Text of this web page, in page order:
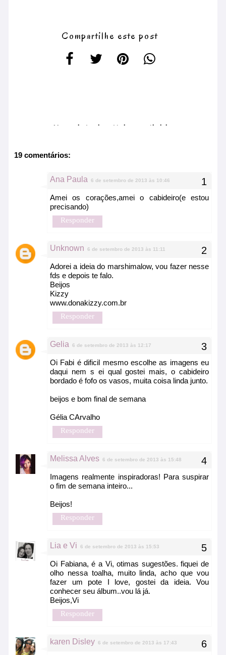
Compartilhe este post
No related article available
19 comentários:
Ana Paula 6 de setembro de 2013 às 10:46
Amei os corações,amei o cabideiro(e estou
precisando)
Responder
Unknown 6 de setembro de 2013 às 11:11
Adorei a ideia do marshimalow, vou fazer nesse
fds e depois te falo.
Beijos
Kizzy
www.donakizzy.com.br
Responder
Gelia 6 de setembro de 2013 às 12:17
Oi Fabi é dificil mesmo escolhe as imagens eu
daqui nem s ei qual gostei mais, o cabideiro
bordado é fofo os vasos, muita coisa linda junto.
beijos e bom final de semana
Gélia CArvalho
Responder
Melissa Alves 6 de setembro de 2013 às 15:48
Imagens realmente inspiradoras! Para suspirar
o fim de semana inteiro...
Beijos!
Responder
Lia e Vi 6 de setembro de 2013 às 15:53
Oi Fabiana, é a Vi, otimas sugestões. fiquei de
olho nessa toalha, muito linda, acho que vou
fazer um pote I love, gostei da ideia. Vou
conhecer seu álbum..vou lá já.
Beijos,Vi
Responder
karen Disley 6 de setembro de 2013 às 17:43